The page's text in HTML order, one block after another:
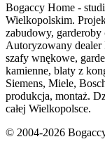
Bogaccy Home -
Wielkopolskim.
zabudowy, garderoby
Autoryzowany
szafy wnękowe,
kamienne, blaty z
Siemens, Miele,
produkcja, montaż.
całej Wielkopolsce.
© 2004-2026